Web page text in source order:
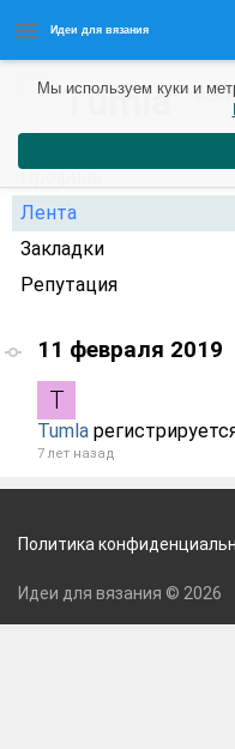
Идеи для вязания
Tumla1
Профиль
Лента
Закладки
Репутация
11 февраля 2019
Tumla
7 лет назад
Мы используем куки и
Политика
Идеи для вязания © 2026